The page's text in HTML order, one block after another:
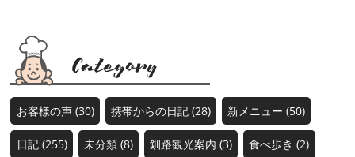
お客様の声 (30) 携帯からの日記 (28) 新メニュー (50)
日記 (255) 未分類 (8) 釧路観光案内 (3) 食べ歩き (2)